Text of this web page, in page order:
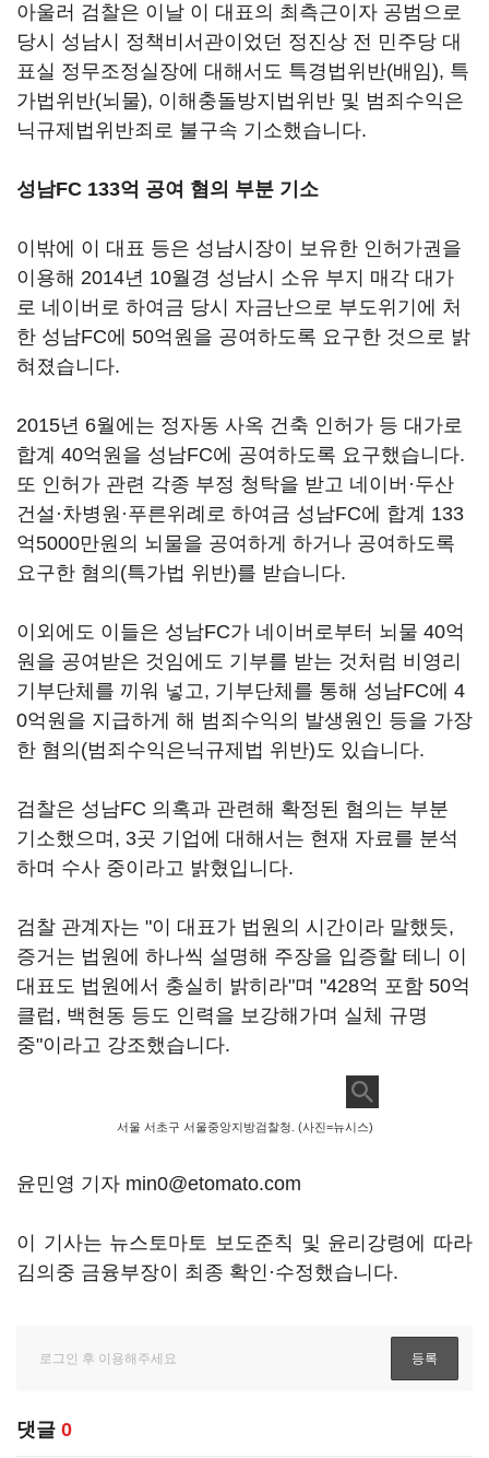
아울러 검찰은 이날 이 대표의 최측근이자 공범으로
당시 성남시 정책비서관이었던 정진상 전 민주당 대
표실 정무조정실장에 대해서도 특경법위반(배임), 특
가법위반(뇌물), 이해충돌방지법위반 및 범죄수익은
닉규제법위반죄로 불구속 기소했습니다.
성남FC 133억 공여 혐의 부분 기소
이밖에 이 대표 등은 성남시장이 보유한 인허가권을
이용해 2014년 10월경 성남시 소유 부지 매각 대가
로 네이버로 하여금 당시 자금난으로 부도위기에 처
한 성남FC에 50억원을 공여하도록 요구한 것으로 밝
혀졌습니다.
2015년 6월에는 정자동 사옥 건축 인허가 등 대가로
합계 40억원을 성남FC에 공여하도록 요구했습니다.
또 인허가 관련 각종 부정 청탁을 받고 네이버·두산
건설·차병원·푸른위례로 하여금 성남FC에 합계 133
억5000만원의 뇌물을 공여하게 하거나 공여하도록
요구한 혐의(특가법 위반)를 받습니다.
이외에도 이들은 성남FC가 네이버로부터 뇌물 40억
원을 공여받은 것임에도 기부를 받는 것처럼 비영리
기부단체를 끼워 넣고, 기부단체를 통해 성남FC에 4
0억원을 지급하게 해 범죄수익의 발생원인 등을 가장
한 혐의(범죄수익은닉규제법 위반)도 있습니다.
검찰은 성남FC 의혹과 관련해 확정된 혐의는 부분
기소했으며, 3곳 기업에 대해서는 현재 자료를 분석
하며 수사 중이라고 밝혔입니다.
검찰 관계자는 "이 대표가 법원의 시간이라 말했듯,
증거는 법원에 하나씩 설명해 주장을 입증할 테니 이
대표도 법원에서 충실히 밝히라"며 "428억 포함 50억
클럽, 백현동 등도 인력을 보강해가며 실체 규명
중"이라고 강조했습니다.
서울 서초구 서울중앙지방검찰청. (사진=뉴시스)
윤민영 기자 min0@etomato.com
이 기사는 뉴스토마토 보도준칙 및 윤리강령에 따라
김의중 금융부장이 최종 확인·수정했습니다.
댓글 0